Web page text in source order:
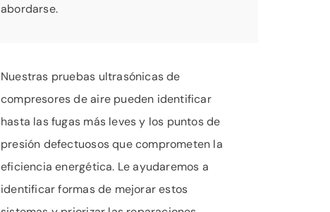
abordarse.
Nuestras pruebas ultrasónicas de
compresores de aire pueden identificar
hasta las fugas más leves y los puntos de
presión defectuosos que comprometen la
eficiencia energética. Le ayudaremos a
identificar formas de mejorar estos